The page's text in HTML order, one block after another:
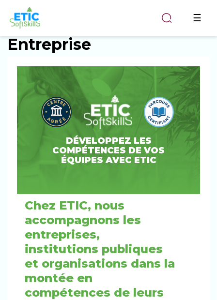
☰
Entreprise
DÉVELOPPEZ LES
COMPÉTENCES DE VOS
ÉQUIPES AVEC ETIC
Chez ETIC, nous
accompagnons les
entreprises,
institutions publiques
et organisations dans la
montée en
compétences de leurs